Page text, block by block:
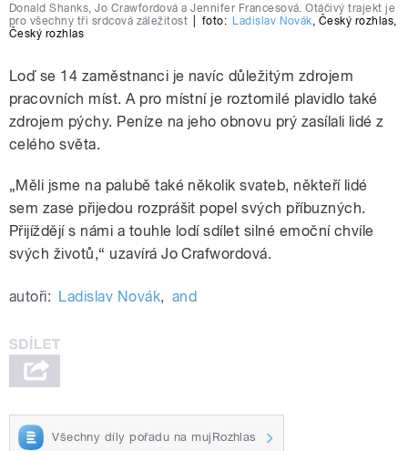
Donald Shanks, Jo Crawfordová a Jennifer Francesová. Otáčivý trajekt je
pro všechny tři srdcová záležitost
foto: Ladislav Novák, Český rozhlas,
Český rozhlas
Loď se 14 zaměstnanci je navíc důležitým zdrojem
pracovních míst. A pro místní je roztomilé plavidlo také
zdrojem pýchy. Peníze na jeho obnovu prý zasílali lidé z
celého světa.
„Měli jsme na palubě také několik svateb, někteří lidé
sem zase přijedou rozprášit popel svých příbuzných.
Přijíždějí s námi a touhle lodí sdílet silné emoční chvíle
svých životů,“ uzavírá Jo Crafwordová.
autoři: Ladislav Novák, and
Všechny díly pořadu na mujRozhlas